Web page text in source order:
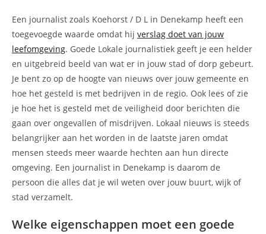
Een journalist zoals Koehorst / D L in Denekamp heeft een
toegevoegde waarde omdat hij verslag doet van jouw
leefomgeving. Goede Lokale journalistiek geeft je een helder
en uitgebreid beeld van wat er in jouw stad of dorp gebeurt.
Je bent zo op de hoogte van nieuws over jouw gemeente en
hoe het gesteld is met bedrijven in de regio. Ook lees of zie
je hoe het is gesteld met de veiligheid door berichten die
gaan over ongevallen of misdrijven. Lokaal nieuws is steeds
belangrijker aan het worden in de laatste jaren omdat
mensen steeds meer waarde hechten aan hun directe
omgeving. Een journalist in Denekamp is daarom de
persoon die alles dat je wil weten over jouw buurt, wijk of
stad verzamelt.
Welke eigenschappen moet een goede